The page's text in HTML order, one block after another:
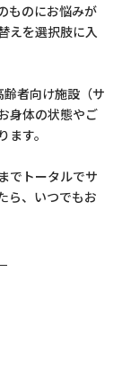
ものにお悩みが
えを選択肢に入
者向け施設（サ
身体の状態やご
す。
でトータルでサ
ら、いつでもお